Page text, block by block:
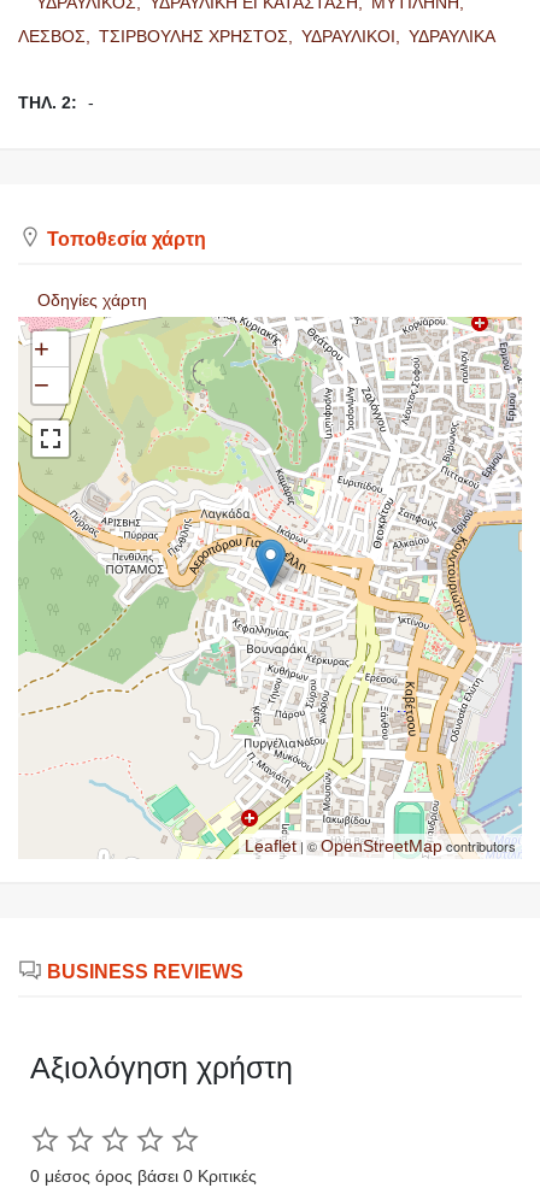
ΛΕΣΒΟΣ,
ΤΣΙΡΒΟΥΛΗΣ ΧΡΗΣΤΟΣ, ΥΔΡΑΥΛΙΚΟΙ, ΥΔΡΑΥΛΙΚΑ
ΤΗΛ. 2: -
Τοποθεσία χάρτη
Οδηγίες χάρτη
+
−
Leaflet| ©OpenStreetMapcontributors
BUSINESS REVIEWS
Αξιολόγηση χρήστη
0 μέσος όρος βάσει 0 Κριτικές